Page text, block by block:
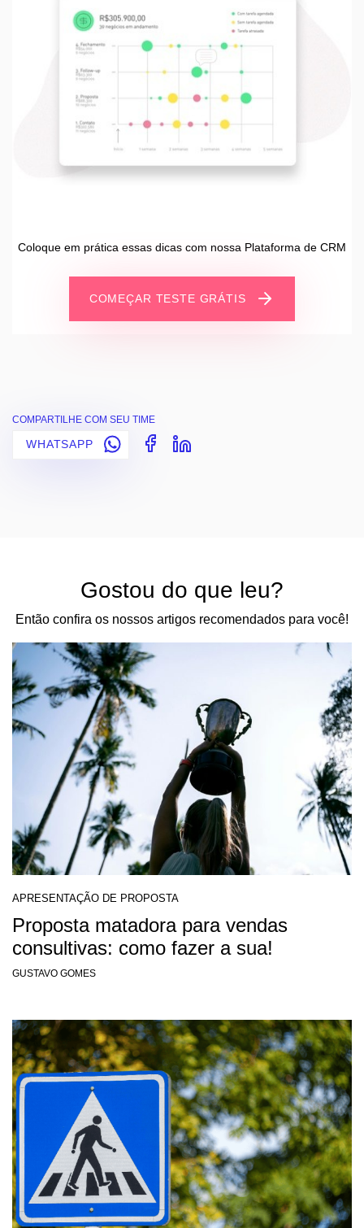
Coloque em prática essas dicas com nossa Plataforma de CRM
COMEÇAR TESTE GRÁTIS
COMPARTILHE COM SEU TIME
WHATSAPP
Gostou do que leu?
Então confira os nossos artigos recomendados para você!
APRESENTAÇÃO DE PROPOSTA
Proposta matadora para vendas
consultivas: como fazer a sua!
GUSTAVO GOMES